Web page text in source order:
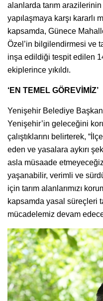
alanlarda tarım
yapılaşmaya karşı kararlı
kapsamda, Günece
Özel’in bilgilendirmesi ve
inşa edildiği tespit edilen
ekiplerince yıkıldı.
‘EN TEMEL GÖREVİMİZ’
Yenişehir Belediye
Yenişehir’in geleceğini
çalıştıklarını belirterek,
eden ve yasalara aykırı
asla müsaade
yaşanabilir, verimli ve
için tarım alanlarımızı
kapsamda yasal süreçleri
mücadelemiz devam